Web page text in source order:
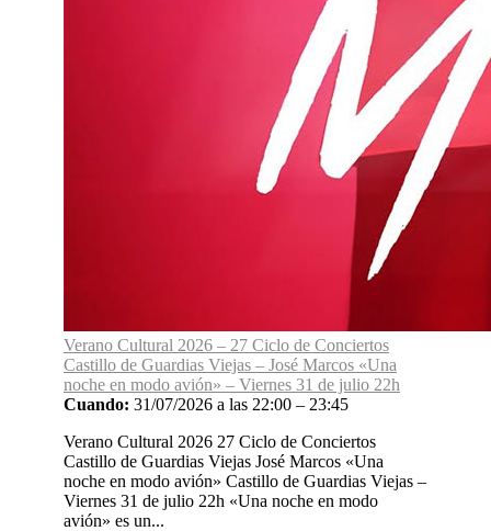
Verano Cultural 2026 – 27 Ciclo de Conciertos
Castillo de Guardias Viejas – José Marcos «Una
noche en modo avión» – Viernes 31 de julio 22h
Cuando: 31/07/2026 a las 22:00 – 23:45
Verano Cultural 2026 27 Ciclo de Conciertos
Castillo de Guardias Viejas José Marcos «Una
noche en modo avión» Castillo de Guardias Viejas –
Viernes 31 de julio 22h «Una noche en modo
avión» es un...